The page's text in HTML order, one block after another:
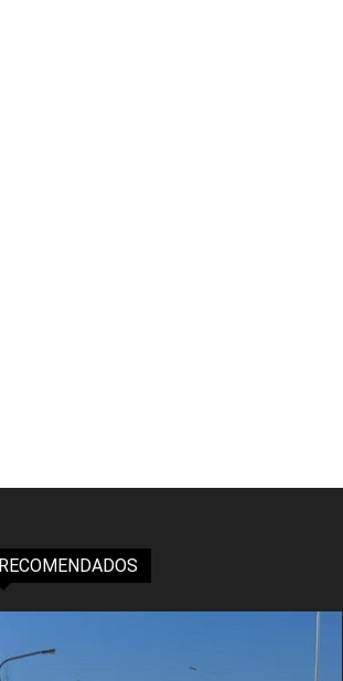
RECOMENDADOS